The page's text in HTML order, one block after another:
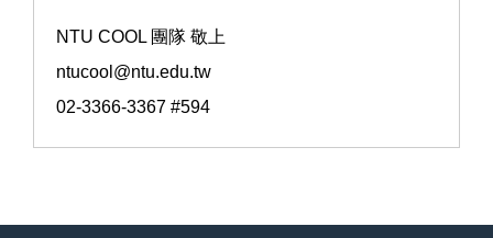
NTU COOL 團隊 敬上
ntucool@ntu.edu.tw
02-3366-3367 #594